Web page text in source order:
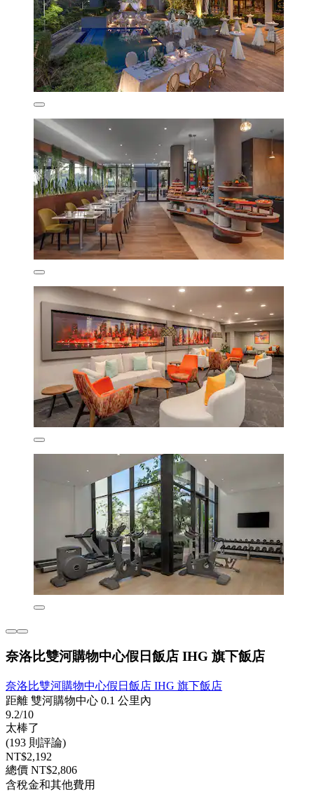
奈洛比雙河購物中心假日飯店 IHG 旗下飯店
奈洛比雙河購物中心假日飯店 IHG 旗下飯店
距離 雙河購物中心 0.1 公里內
9.2/10
太棒了
(193 則評論)
NT$2,192
總價 NT$2,806
含稅金和其他費用